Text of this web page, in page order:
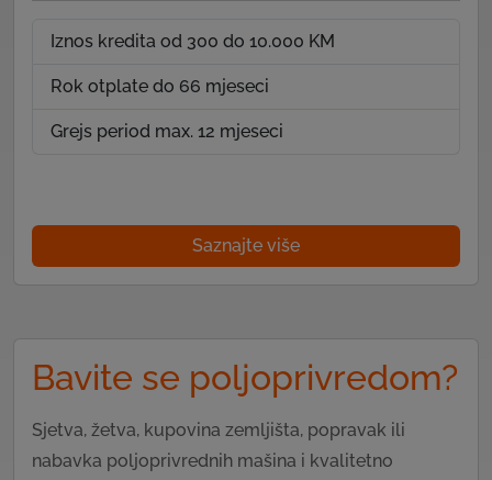
Iznos kredita od 300 do 10.000 KM
Rok otplate do 66 mjeseci
Grejs period max. 12 mjeseci
Saznajte više
Bavite se poljoprivredom?
Sjetva, žetva, kupovina zemljišta, popravak ili
nabavka poljoprivrednih mašina i kvalitetno